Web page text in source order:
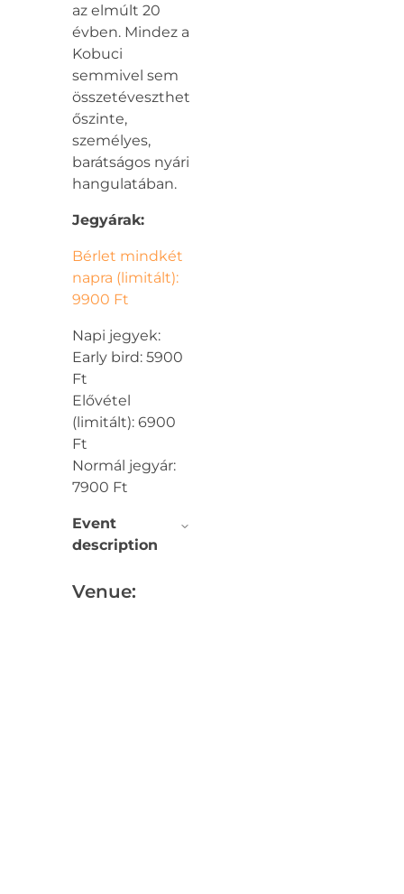
az elmúlt 20
évben. Mindez a
Kobuci
semmivel sem
összetéveszthető,
őszinte,
személyes,
barátságos nyári
hangulatában.
Jegyárak:
Bérlet mindkét
napra (limitált):
9900 Ft
Napi jegyek:
Early bird: 5900
Ft
Elővétel
(limitált): 6900
Ft
Normál jegyár:
7900 Ft
Event
description
Venue: